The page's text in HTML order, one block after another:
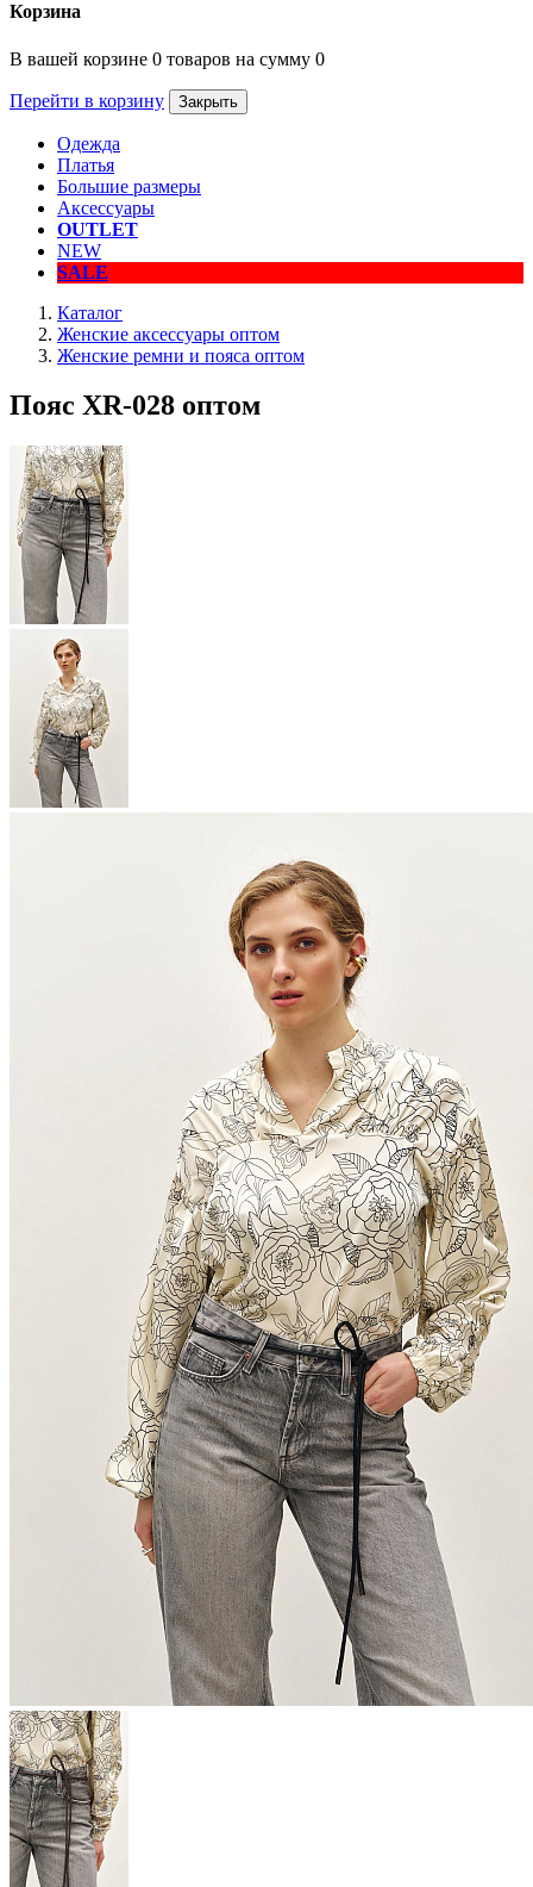
Корзина
В вашей корзине 0 товаров на сумму 0
Перейти в корзину Закрыть
Одежда
Платья
Большие размеры
Аксессуары
OUTLET
NEW
SALE
Каталог
Женские аксессуары оптом
Женские ремни и пояса оптом
Пояс XR-028 оптом